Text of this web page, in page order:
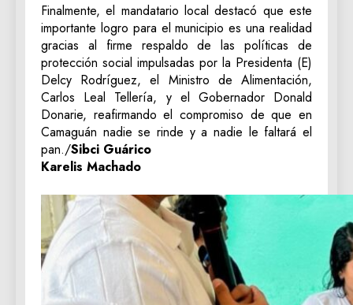
Finalmente, el mandatario local destacó que este
importante logro para el municipio es una realidad
gracias al firme respaldo de las políticas de
protección social impulsadas por la Presidenta (E)
Delcy Rodríguez, el Ministro de Alimentación,
Carlos Leal Tellería, y el Gobernador Donald
Donarie, reafirmando el compromiso de que en
Camaguán nadie se rinde y a nadie le faltará el
pan./Sibci Guárico
Karelis Machado